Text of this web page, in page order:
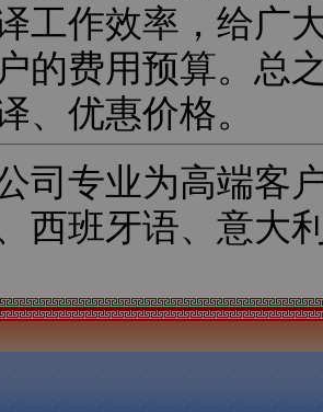
工作效率，给广
的费用预算。总
、优惠价格。
司专业为高端客
西班牙语、意大